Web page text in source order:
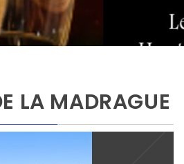
LA MADRAGUE